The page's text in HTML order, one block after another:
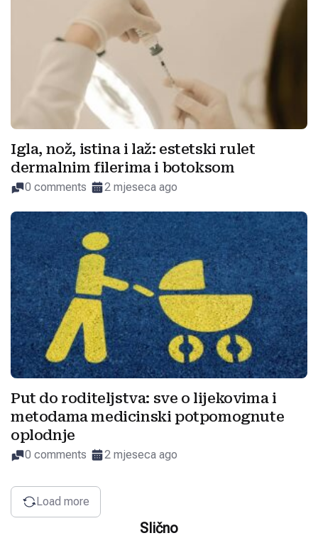
Igla, nož, istina i laž: estetski rulet
dermalnim filerima i botoksom
0 comments 2 mjeseca ago
Put do roditeljstva: sve o lijekovima i
metodama medicinski potpomognute
oplodnje
0 comments 2 mjeseca ago
Load more
Slično